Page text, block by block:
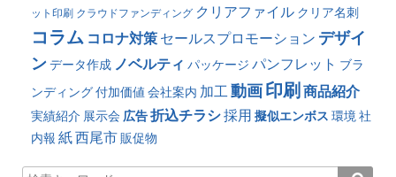
ット印刷 クラウドファンディング クリアファイル クリア名刺
コラム コロナ対策 セールスプロモーション デザイ
ンデータ作成 ノベルティ パッケージ パンフレット ブラ
ンディング付加価値 会社案内 加工動画印刷 商品紹介
実績紹介 展示会 広告折込チラシ採用 擬似エンボス 環境社
内報 紙西尾市販促物